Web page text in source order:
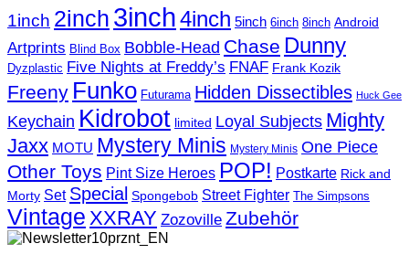
1inch 2inch 3inch4inch 5inch 6inch 8inch Android
Artprints Blind Box Bobble-Head Chase Dunny
Dyzplastic Five Nights at Freddy’s FNAF Frank Kozik
Freeny Funko Futurama Hidden Dissectibles Huck Gee
Keychain Kidrobot limited Loyal Subjects Mighty
Jaxx MOTU Mystery Minis Mystery Minis One Piece
Other Toys Pint Size Heroes POP! Postkarte Rick and
Morty Set Special Spongebob Street Fighter The Simpsons
Vintage XXRAY Zozoville Zubehör